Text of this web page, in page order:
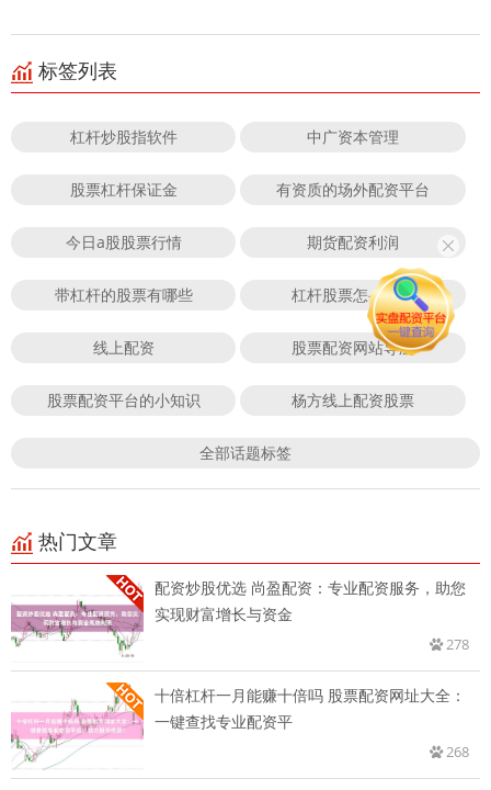
标签列表
杠杆炒股指软件 中广资本管理
股票杠杆保证金 有资质的场外配资平台
今日a股股票行情 期货配资利润
带杠杆的股票有哪些 杠杆股票怎么开通
线上配资 股票配资网站导航
股票配资平台的小知识 杨方线上配资股票
全部话题标签
热门文章
配资炒股优选 尚盈配资：专业配资服务，助您
实现财富增长与资金
278
十倍杠杆一月能赚十倍吗 股票配资网址大全：
一键查找专业配资平
268